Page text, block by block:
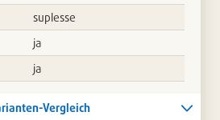
suplesse
ja
ja
Vergleich